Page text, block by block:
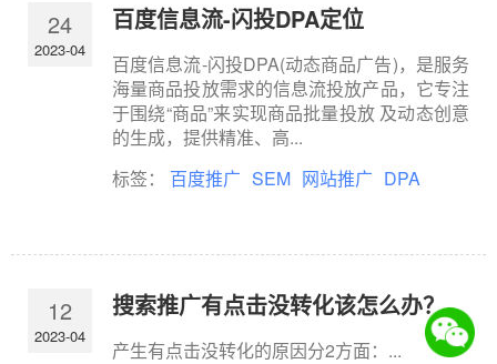
24
2023-04
百度信息流-闪投DPA定位
百度信息流-闪投DPA(动态商品广告)，是服务
海量商品投放需求的信息流投放产品，它专注
于围绕“商品”来实现商品批量投放 及动态创意
的生成，提供精准、高...
标签： 百度推广 SEM 网站推广 DPA
12
2023-04
搜索推广有点击没转化该怎么办？
产生有点击没转化的原因分2方面：...